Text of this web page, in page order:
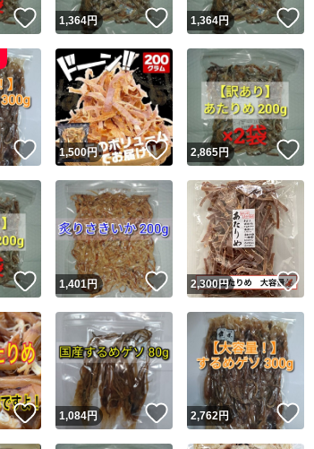
いいね！
1,364円 いいね！
1,364円
いいね！
1,500円 いいね！
2,865円
いいね！
1,401円 いいね！
2,300円
いいね！
1,084円 いいね！
2,762円